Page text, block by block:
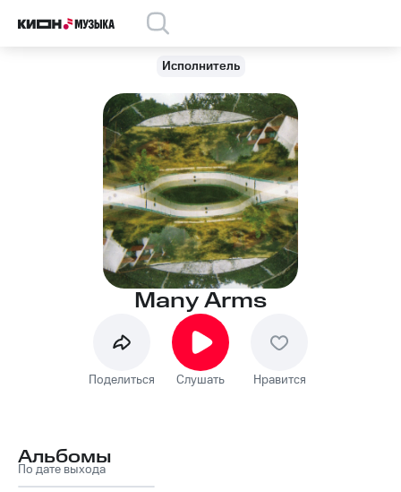
Исполнитель
Many Arms
Поделиться Слушать Нравится
Альбомы
По дате выхода